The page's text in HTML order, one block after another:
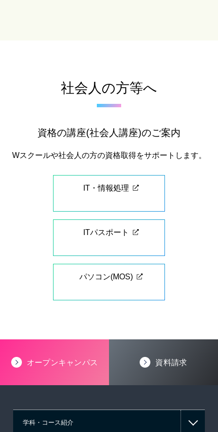
社会人の方等へ
資格の講座(社会人講座)のご案内
Wスクールや社会人の方の資格取得をサポートします。
IT・情報処理
ITパスポート
パソコン(MOS)
オープンキャンパス 資料請求
学科・コース紹介